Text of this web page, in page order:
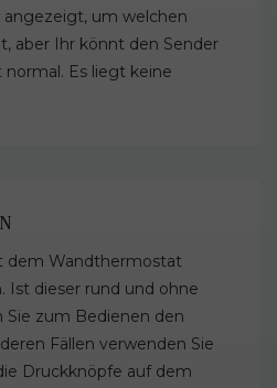
angezeigt, um welchen
aber Ihr könnt den Sender
normal. Es liegt keine
dem Wandthermostat
Ist dieser rund und ohne
Sie zum Bedienen den
Fällen verwenden Sie
Druckknöpfe auf dem